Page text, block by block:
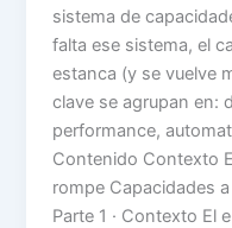
sistema de
falta ese sistema, el
estanca (y se vuelve
clave se agrupan en:
performance,
Contenido Contexto
rompe Capacidades
Parte 1 · Contexto El